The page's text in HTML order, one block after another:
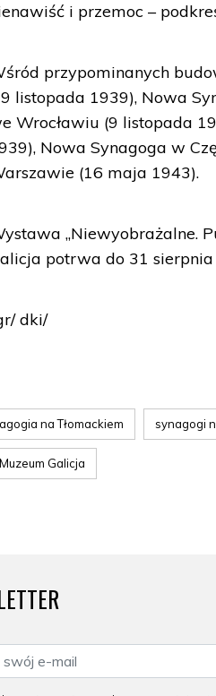
i przemoc –
przypominanych
listopada 1939), Nowa
Wrocławiu (9 listopada
Nowa Synagoga w
(16 maja 1943).
„Niewyobrażalne.
potrwa do 31
dki/
na Tłomackiem synagogi
Galicja